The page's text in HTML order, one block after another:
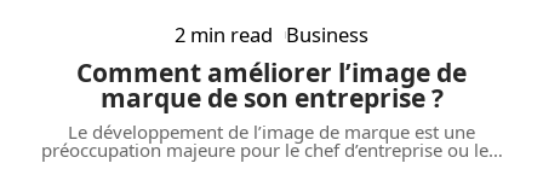
2 min read Business
Comment améliorer l’image de
marque de son entreprise ?
Le développement de l’image de marque est une
préoccupation majeure pour le chef d’entreprise ou le…